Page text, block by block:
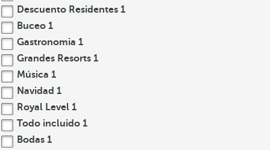
Descuento Residentes 1
Buceo 1
Gastronomia 1
Grandes Resorts 1
Música 1
Navidad 1
Royal Level 1
Todo incluido 1
Bodas 1